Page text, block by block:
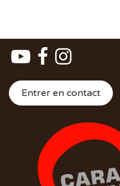
Entrer en contact